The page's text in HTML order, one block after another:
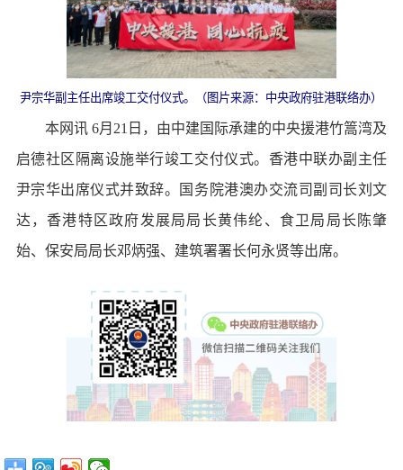
尹宗华副主任出席竣工交付仪式。（图片来源：中央政府驻港联络办）
本网讯 6月21日，由中建国际承建的中央援港竹篙湾及
启德社区隔离设施举行竣工交付仪式。香港中联办副主任
尹宗华出席仪式并致辞。国务院港澳办交流司副司长刘文
达，香港特区政府发展局局长黄伟纶、食卫局局长陈肇
始、保安局局长邓炳强、建筑署署长何永贤等出席。